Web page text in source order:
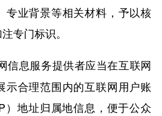
专业背景等相关材料，予以核
专门标识。
信息服务提供者应当在互联网
示合理范围内的互联网用户账
）地址归属地信息，便于公众